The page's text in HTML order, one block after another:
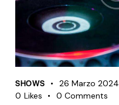
SHOWS 26 Marzo 2024
0 Likes 0 Comments